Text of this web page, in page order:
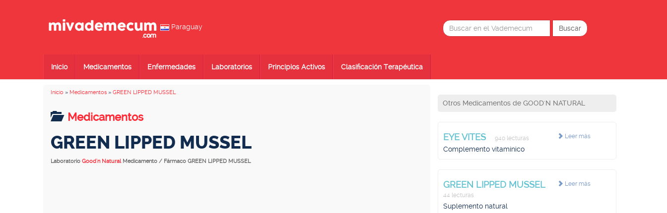
Paraguay
Inicio Medicamentos Enfermedades Laboratorios Principios Activos Clasificación Terapéutica
Inicio » Medicamentos » GREEN LIPPED MUSSEL
Medicamentos
GREEN LIPPED MUSSEL
Laboratorio Good'n Natural Medicamento / Fármaco GREEN LIPPED MUSSEL
Otros Medicamentos de GOOD'N NATURAL
Leer más
EYE VITES 940 lecturas
Complemento vitamínico
Leer más
GREEN LIPPED MUSSEL
44 lecturas
Suplemento natural